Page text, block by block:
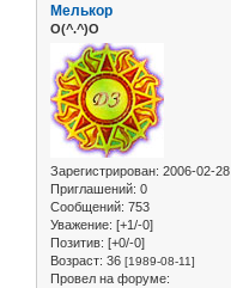
Мелькор
O(^.^)O
Зарегистрирован: 2006-02-28
Приглашений: 0
Сообщений: 753
Уважение: [+1/-0]
Позитив: [+0/-0]
Возраст: 36 [1989-08-11]
Провел на форуме: